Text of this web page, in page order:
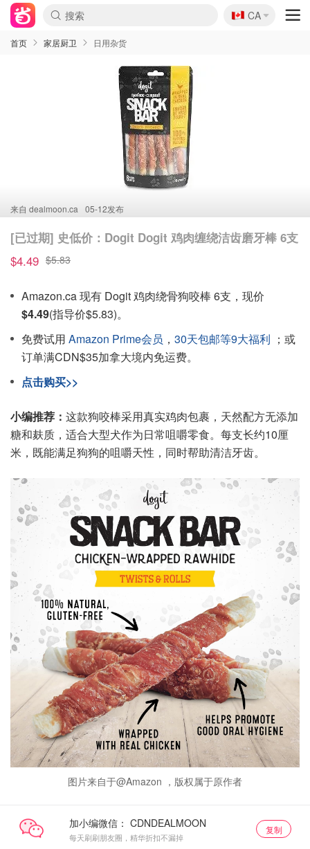
🇨🇦
CA
首页 家居厨卫 日用杂货
来自 dealmoon.ca 05-12发布
[已过期] 史低价：Dogit Dogit 鸡肉缠绕洁齿磨牙棒 6支
$4.49 $5.83
Amazon.ca 现有 Dogit 鸡肉绕骨狗咬棒 6支，现价
$4.49(指导价$5.83)。
免费试用 Amazon Prime会员 ， 30天包邮等9大福利 ；或
订单满CDN$35加拿大境内免运费。
点击购买>>
小编推荐： 这款狗咬棒采用真实鸡肉包裹，天然配方无添加
糖和麸质，适合大型犬作为日常咀嚼零食。每支长约10厘
米，既能满足狗狗的咀嚼天性，同时帮助清洁牙齿。
图片来自于@Amazon ，版权属于原作者
加小编微信：
每天刷刷朋友圈，精华折扣不漏掉
复制